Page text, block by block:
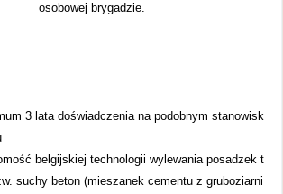
osobowej brygadzie.
3 lata doświadczenia na podobnym stanowisk
belgijskiej technologii wylewania posadzek t
suchy beton (mieszanek cementu z gruboziarni